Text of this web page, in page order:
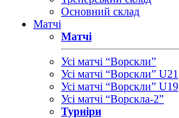
Основний склад
Матчі
Матчі
Усі матчі “Ворскли”
Усі матчі “Ворскли” U21
Усі матчі “Ворскли” U19
Усі матчі “Ворскла-2”
Турніри